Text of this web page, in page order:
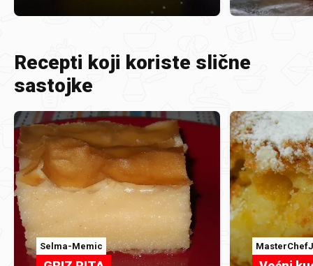
Recepti koji koriste slične
sastojke
Selma-Memic